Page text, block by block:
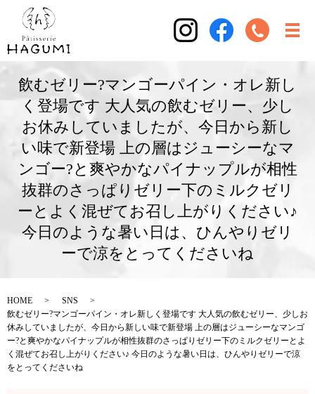
飲むゼリー?マンゴーパイン・オレ新し
く登場です 大人気の飲むゼリー、少し
お休みしていましたが、今日から新し
い味で新登場 上の層はジューシーなマ
ンゴー?と爽やかなパイナップルが相性
抜群のさっぱりゼリー下のミルクゼリ
ーとよく混ぜてお召し上がりください♪
今日のような暑い日は、ひんやりゼリ
ーで涼をとってくださいね
HOME
SNS
飲むゼリー?マンゴーパイン・オレ新しく登場です 大人気の飲むゼリー、少しお
休みしていましたが、今日から新しい味で新登場 上の層はジューシーなマンゴ
ー?と爽やかなパイナップルが相性抜群のさっぱりゼリー下のミルクゼリーとよ
く混ぜてお召し上がりください♪ 今日のような暑い日は、ひんやりゼリーで涼
をとってくださいね